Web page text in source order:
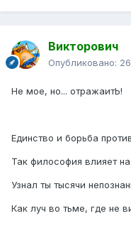
Викторович
Опубликовано:
Не мое, но... отражаитЬ!
Единство и борьба
Так философия влияет
Узнал ты тысячи
Как луч во тьме, где не